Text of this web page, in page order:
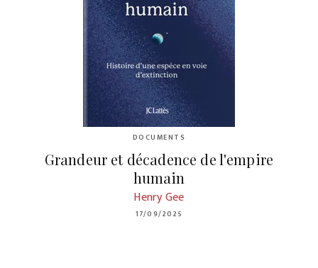
DOCUMENTS
Grandeur et décadence de l'empire
humain
Henry Gee
17/09/2025